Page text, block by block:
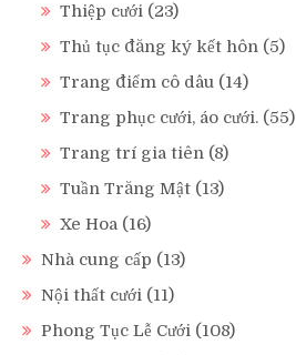
Thiệp cưới (23)
Thủ tục đăng ký kết hôn (5)
Trang điểm cô dâu (14)
Trang phục cưới, áo cưới. (55)
Trang trí gia tiên (8)
Tuần Trăng Mật (13)
Xe Hoa (16)
Nhà cung cấp (13)
Nội thất cưới (11)
Phong Tục Lễ Cưới (108)